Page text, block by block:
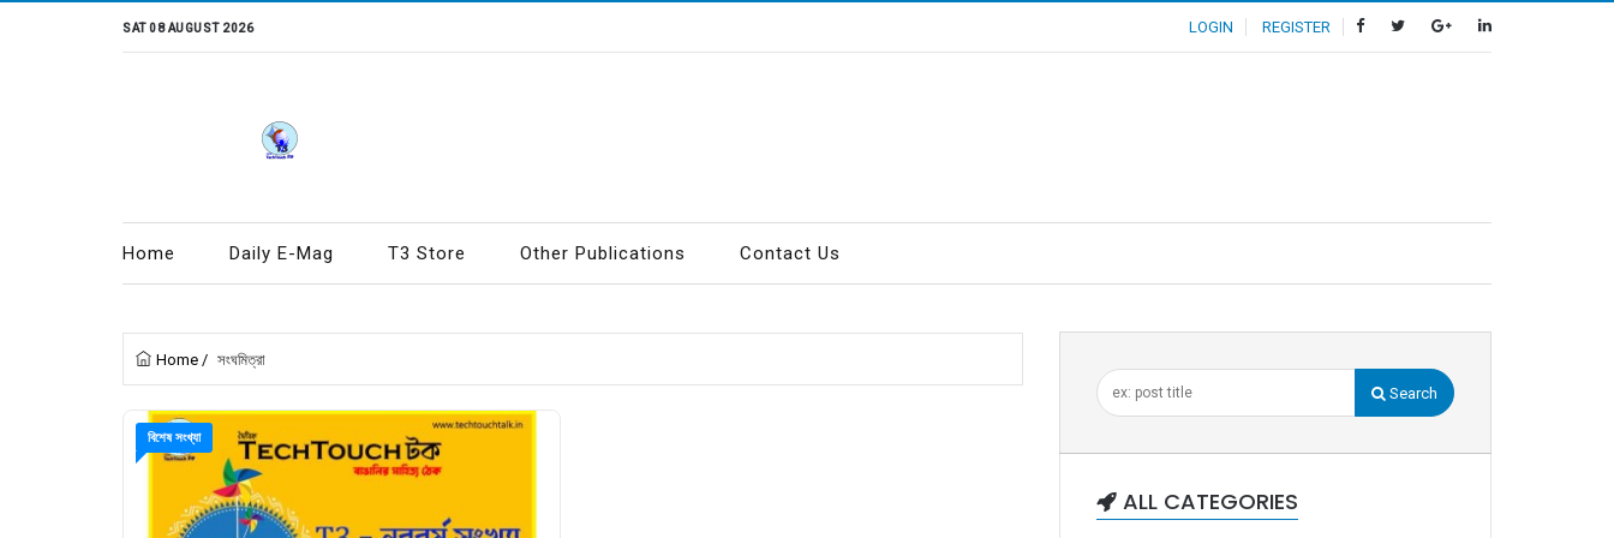
SAT 08 AUGUST 2026 LOGIN REGISTER
Home Daily E-Mag T3 Store Other Publications Contact Us
Home / সংঘমিত্রা
বিশেষ সংখ্যা
Search
ALL CATEGORIES